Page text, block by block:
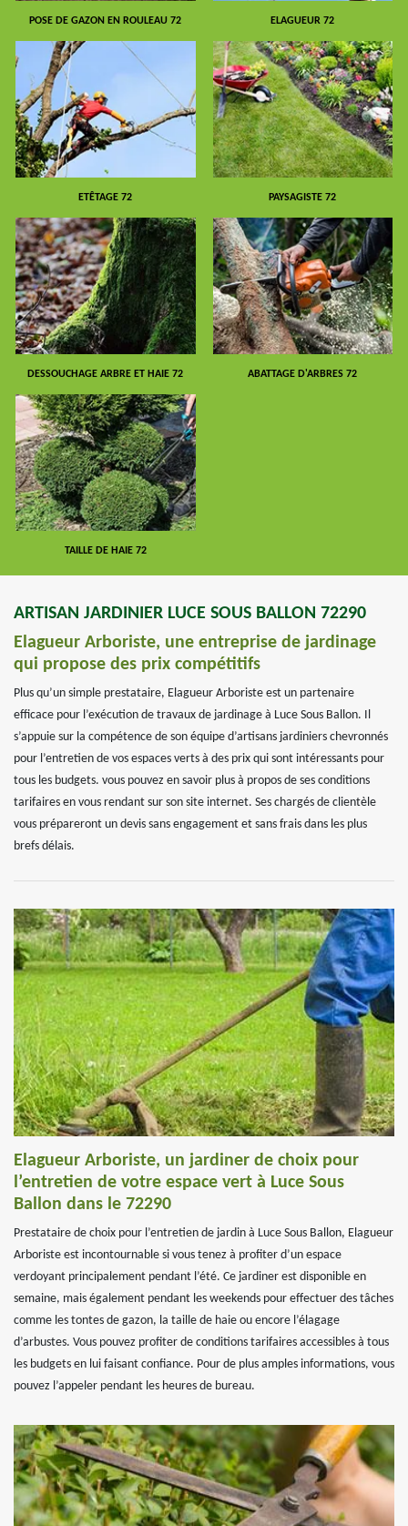
POSE DE GAZON EN ROULEAU 72 ELAGUEUR 72
ETÊTAGE 72 PAYSAGISTE 72
DESSOUCHAGE ARBRE ET HAIE 72 ABATTAGE D'ARBRES 72
TAILLE DE HAIE 72
ARTISAN JARDINIER LUCE SOUS BALLON 72290
Elagueur Arboriste, une entreprise de jardinage
qui propose des prix compétitifs
Plus qu’un simple prestataire, Elagueur Arboriste est un partenaire
efficace pour l’exécution de travaux de jardinage à Luce Sous Ballon. Il
s’appuie sur la compétence de son équipe d’artisans jardiniers chevronnés
pour l’entretien de vos espaces verts à des prix qui sont intéressants pour
tous les budgets. vous pouvez en savoir plus à propos de ses conditions
tarifaires en vous rendant sur son site internet. Ses chargés de clientèle
vous prépareront un devis sans engagement et sans frais dans les plus
brefs délais.
Elagueur Arboriste, un jardiner de choix pour
l’entretien de votre espace vert à Luce Sous
Ballon dans le 72290
Prestataire de choix pour l’entretien de jardin à Luce Sous Ballon, Elagueur
Arboriste est incontournable si vous tenez à profiter d’un espace
verdoyant principalement pendant l’été. Ce jardiner est disponible en
semaine, mais également pendant les weekends pour effectuer des tâches
comme les tontes de gazon, la taille de haie ou encore l’élagage
d’arbustes. Vous pouvez profiter de conditions tarifaires accessibles à tous
les budgets en lui faisant confiance. Pour de plus amples informations, vous
pouvez l’appeler pendant les heures de bureau.